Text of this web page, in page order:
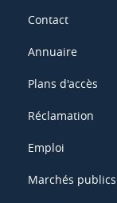
Contact
Annuaire
Plans d'accès
Réclamation
Emploi
Marchés publics